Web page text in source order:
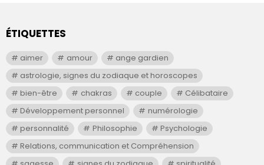
ÉTIQUETTES
aimer amour
ange gardien
astrologie, signes du zodiaque et horoscopes
bien-être
chakras couple
Célibataire
Développement personnel
numérologie
personnalité
Philosophie
Psychologie
Relations, communication et Compréhension